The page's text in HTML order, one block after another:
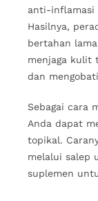
anti-inflamasi
Hasilnya,
bertahan
menjaga kulit
dan
Sebagai cara
Anda dapat
topikal.
melalui salep
suplemen